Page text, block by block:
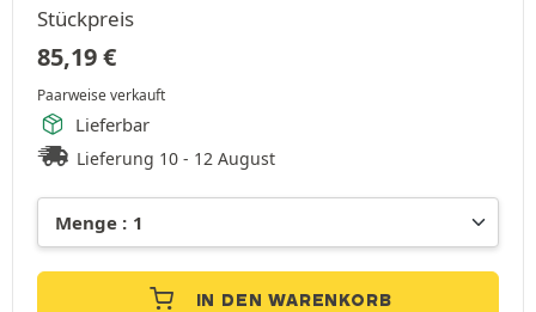
Stückpreis
85,19€
Paarweise verkauft
Lieferbar
Lieferung 10 - 12 August
IN DEN WARENKORB